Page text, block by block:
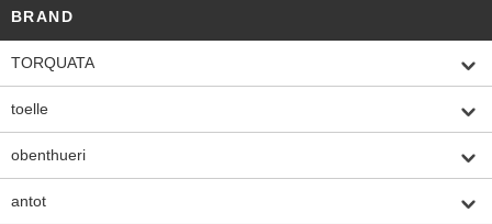
BRAND
TORQUATA
toelle
obenthueri
antot